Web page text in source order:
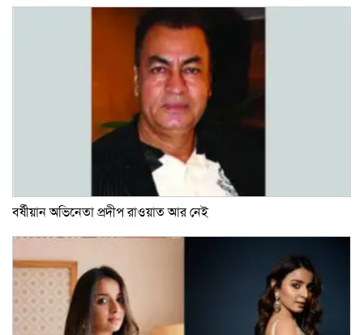
বর্ষীয়ান অভিনেতা প্রদীপ রাওয়াত আর নেই